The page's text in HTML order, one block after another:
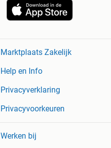
Marktplaats Zakelijk
Help en Info
Privacyverklaring
Privacyvoorkeuren
Werken bij